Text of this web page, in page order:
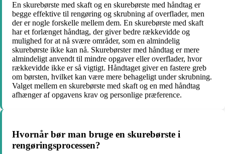
En skurebørste med skaft og en skurebørste med håndtag er
begge effektive til rengøring og skrubning af overflader, men
der er nogle forskelle mellem dem. En skurebørste med skaft
har et forlænget håndtag, der giver bedre rækkevidde og
mulighed for at nå svære områder, som en almindelig
skurebørste ikke kan nå. Skurebørster med håndtag er mere
almindeligt anvendt til mindre opgaver eller overflader, hvor
rækkevidde ikke er så vigtigt. Håndtaget giver en fastere greb
om børsten, hvilket kan være mere behageligt under skrubning.
Valget mellem en skurebørste med skaft og en med håndtag
afhænger af opgavens krav og personlige præference.
Hvornår bør man bruge en skurebørste i
rengøringsprocessen?